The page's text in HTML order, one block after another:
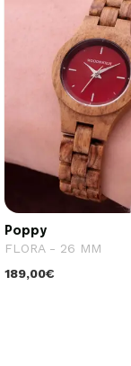
Poppy
FLORA - 26 MM
189,00€